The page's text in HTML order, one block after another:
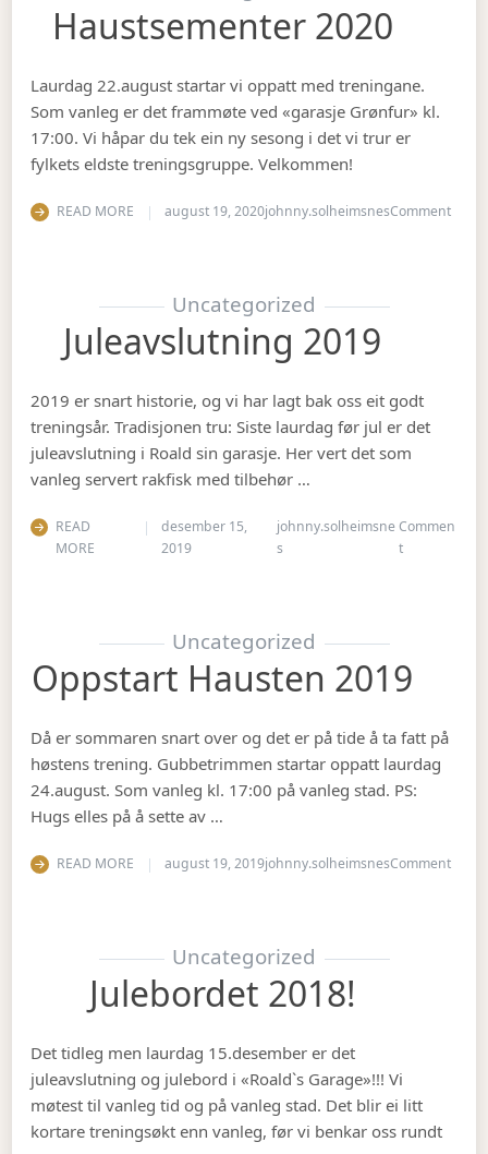
Haustsementer 2020
Laurdag 22.august startar vi oppatt med treningane.
Som vanleg er det frammøte ved «garasje Grønfur» kl.
17:00. Vi håpar du tek ein ny sesong i det vi trur er
fylkets eldste treningsgruppe. Velkommen!
READ MORE august 19, 2020johnny.solheimsnesCommenton
Uncategorized
Juleavslutning 2019
2019 er snart historie, og vi har lagt bak oss eit godt
treningsår. Tradisjonen tru: Siste laurdag før jul er det
juleavslutning i Roald sin garasje. Her vert det som
vanleg servert rakfisk med tilbehør …
READ
MORE
desember 15,
2019
johnny.solheimsne
s
Commen
ton
Uncategorized
Oppstart Hausten 2019
Då er sommaren snart over og det er på tide å ta fatt på
høstens trening. Gubbetrimmen startar oppatt laurdag
24.august. Som vanleg kl. 17:00 på vanleg stad. PS:
Hugs elles på å sette av …
READ MORE august 19, 2019johnny.solheimsnesCommenton
Uncategorized
Julebordet 2018!
Det tidleg men laurdag 15.desember er det
juleavslutning og julebord i «Roald`s Garage»!!! Vi
møtest til vanleg tid og på vanleg stad. Det blir ei litt
kortare treningsøkt enn vanleg, før vi benkar oss rundt